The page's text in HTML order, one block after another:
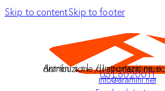
Skip to contentSkip to footer
Aramini s.r.l. / Importazione e distribuzione di strumenti
051 6020011
info@aramini.net